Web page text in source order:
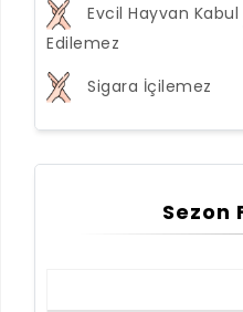
Evcil Hayvan Kabul
Edilemez
Sigara İçilemez
Sezon